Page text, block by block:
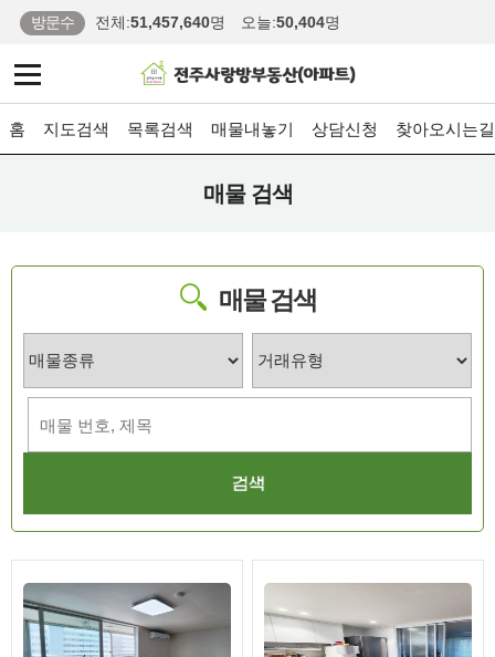
방문수 전체:51,457,640명 오늘:50,404명
홈 지도검색 목록검색 매물내놓기 상담신청 찾아오시는길
매물 검색
매물 검색